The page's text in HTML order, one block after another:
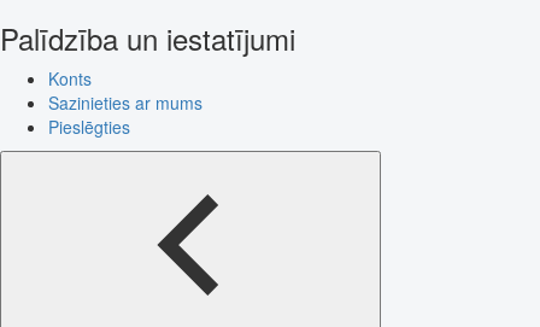
Palīdzība un iestatījumi
Konts
Sazinieties ar mums
Pieslēgties